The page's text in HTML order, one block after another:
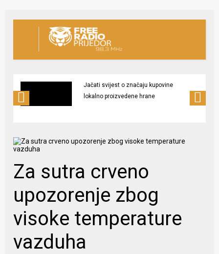
Jačati svijest o značaju kupovine
lokalno proizvedene hrane
Za sutra crveno
upozorenje zbog
visoke temperature
vazduha